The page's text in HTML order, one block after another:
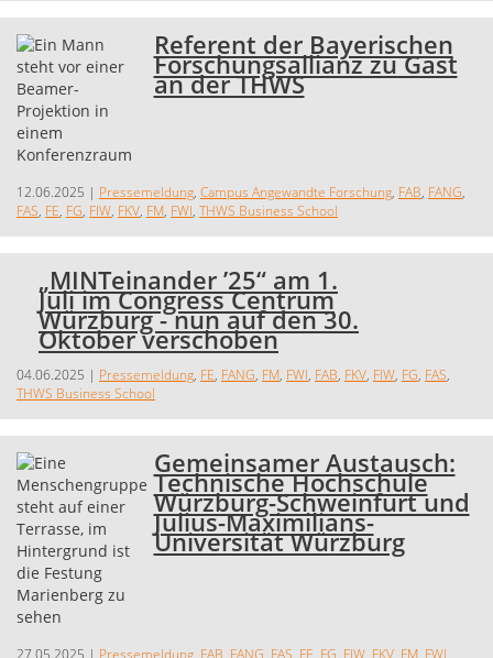
Referent der Bayerischen
Forschungsallianz zu Gast
an der THWS
12.06.2025 | Pressemeldung, Campus Angewandte Forschung, FAB, FANG,
FAS, FE, FG, FIW, FKV, FM, FWI, THWS Business School
„MINTeinander ’25“ am 1.
Juli im Congress Centrum
Würzburg - nun auf den 30.
Oktober verschoben
04.06.2025 | Pressemeldung, FE, FANG, FM, FWI, FAB, FKV, FIW, FG, FAS,
THWS Business School
Gemeinsamer Austausch:
Technische Hochschule
Würzburg-Schweinfurt und
Julius-Maximilians-
Universität Würzburg
27.05.2025 | Pressemeldung, FAB, FANG, FAS, FE, FG, FIW, FKV, FM, FWI,